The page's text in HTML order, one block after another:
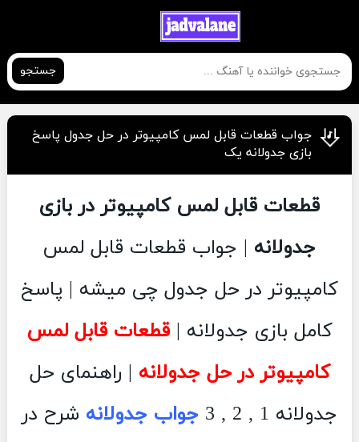
جستجو
جواب قطعات قابل لمس کامپیوتر در حل جدول پاسخ
بازی جدولانه یک
قطعات قابل لمس کامپیوتر در بازی
جدولانه | جواب قطعات قابل لمس
کامپیوتر در حل جدول چی میشه | پاسخ
کامل بازی جدولانه |قطعات قابل لمس
کامپیوتر در حل جدولانه | راهنمای حل
جدولانه 1 , 2 , 3
جواب جدولانه شرح در